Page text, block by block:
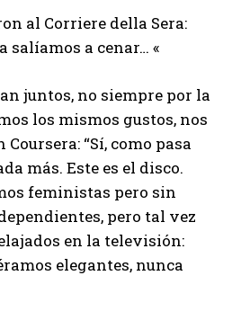
al Corriere della Sera:
salíamos a cenar… «
juntos, no siempre por la
los mismos gustos, nos
“Sí, como pasa
más. Este es el disco.
feministas pero sin
pero tal vez
en la televisión:
elegantes, nunca